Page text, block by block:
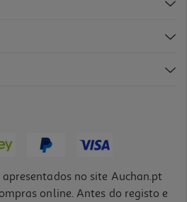
no site Auchan.pt
online. Antes do registo e